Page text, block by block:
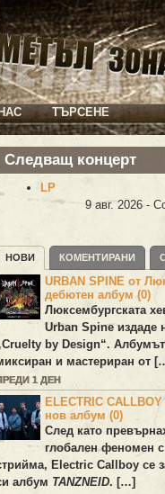
ТЪРСЕНЕ
Следващ концерт
LP
9 авг. 2026 -
НОВИ КОМЕНТИРАНИ
URBAN SPINE от
дебютен албум (0)
Люксембургската
Urban Spineиздаде
Cruelty by Design“.
и мастериран от
1 ДЕН
ELECTRIC
нов албум (0)
След като
глобален феномен
Electric Callboy се
албум TANZNEID. […]